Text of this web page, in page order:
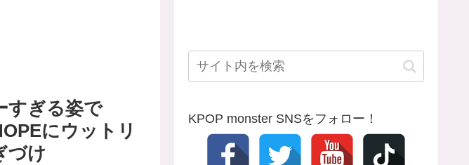
すぎる姿で
にウットリ
づけ
KPOP monster SNSをフォロー！